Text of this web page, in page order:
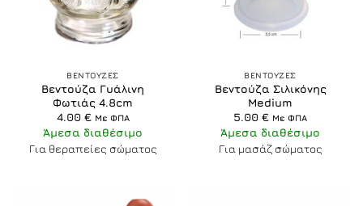
ΒΕΝΤΟΥΖΕΣ
Βεντούζα Γυάλινη
Φωτιάς 4.8cm
4.00 € Με ΦΠΑ
Άμεσα διαθέσιμο
Για θεραπείες σώματος
ΒΕΝΤΟΥΖΕΣ
Βεντούζα Σιλικόνης
Medium
5.00 € Με ΦΠΑ
Άμεσα διαθέσιμο
Για μασάζ σώματος